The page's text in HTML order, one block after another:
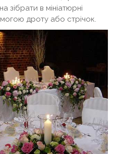
зібрати в мініатюрні
дроту або стрічок.